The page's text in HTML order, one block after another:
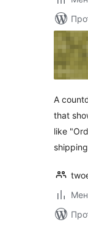
A
that
like